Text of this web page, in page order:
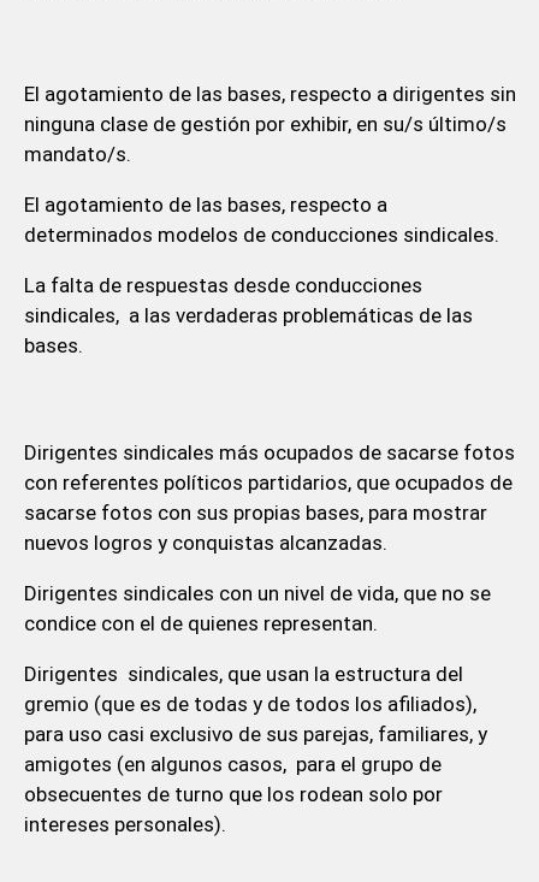
El agotamiento de las bases, respecto a dirigentes sin
ninguna clase de gestión por exhibir, en su/s último/s
mandato/s.
El agotamiento de las bases, respecto a
determinados modelos de conducciones sindicales.
La falta de respuestas desde conducciones
sindicales, a las verdaderas problemáticas de las
bases.
Dirigentes sindicales más ocupados de sacarse fotos
con referentes políticos partidarios, que ocupados de
sacarse fotos con sus propias bases, para mostrar
nuevos logros y conquistas alcanzadas.
Dirigentes sindicales con un nivel de vida, que no se
condice con el de quienes representan.
Dirigentes sindicales, que usan la estructura del
gremio (que es de todas y de todos los afiliados),
para uso casi exclusivo de sus parejas, familiares, y
amigotes (en algunos casos, para el grupo de
obsecuentes de turno que los rodean solo por
intereses personales).